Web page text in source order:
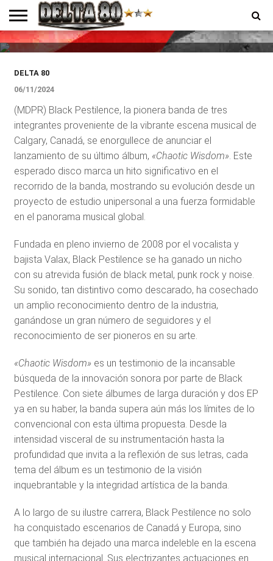
ENTREVISTAS
PREMIOS
PRODUCCIONES
PROGRAMACION
CONTACTO
HOMEPAGE
«Chaotic Wisdom», una obra
maestra que desafía el género
DELTA 80
06/11/2024
(MDPR) Black Pestilence, la pionera banda de tres
integrantes proveniente de la vibrante escena musical de
Calgary, Canadá, se enorgullece de anunciar el
lanzamiento de su último álbum, «Chaotic Wisdom». Este
esperado disco marca un hito significativo en el
recorrido de la banda, mostrando su evolución desde un
proyecto de estudio unipersonal a una fuerza formidable
en el panorama musical global.
Fundada en pleno invierno de 2008 por el vocalista y
bajista Valax, Black Pestilence se ha ganado un nicho
con su atrevida fusión de black metal, punk rock y noise.
Su sonido, tan distintivo como descarado, ha cosechado
un amplio reconocimiento dentro de la industria,
ganándose un gran número de seguidores y el
reconocimiento de ser pioneros en su arte.
«Chaotic Wisdom»es un testimonio de la incansable
búsqueda de la innovación sonora por parte de Black
Pestilence. Con siete álbumes de larga duración y dos EP
ya en su haber, la banda supera aún más los límites de lo
convencional con esta última propuesta. Desde la
intensidad visceral de su instrumentación hasta la
profundidad que invita a la reflexión de sus letras, cada
tema del álbum es un testimonio de la visión
inquebrantable y la integridad artística de la banda.
A lo largo de su ilustre carrera, Black Pestilence no solo
ha conquistado escenarios de Canadá y Europa, sino
que también ha dejado una marca indeleble en la escena
musical internacional. Sus electrizantes actuaciones en